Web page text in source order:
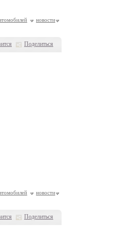
Поделиться
новости
Поделиться
новости